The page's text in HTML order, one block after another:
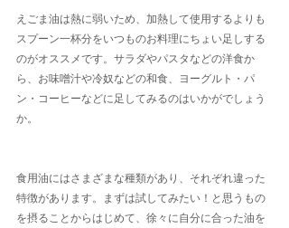
えごま油は熱に弱いため、加熱して使用するよりも
スプーン一杯分をいつものお料理にちょい足しする
のがオススメです。サラダやパスタなどの洋食か
ら、お味噌汁や冷奴などの和食、ヨーグルト・パ
ン・コーヒーなどに足してみるのはいかがでしょう
か。
食用油にはさまざまな種類があり、それぞれ違った
特徴があります。まずは試してみたい！と思うもの
を摂ることからはじめて、徐々に自分に合った油を